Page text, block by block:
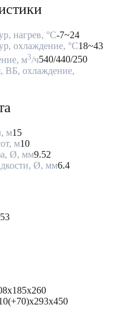
нагрев, °C-7~24
охлаждение, °C18~43
м3/ч540/440/250
ВБ, охлаждение,
м15
м10
Ø, мм9.52
Ø, мм6.4